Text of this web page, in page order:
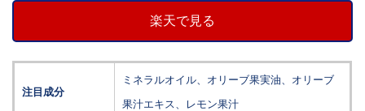
楽天で見る
注目成分
ミネラルオイル、オリーブ果実油、オリーブ
果汁エキス、レモン果汁